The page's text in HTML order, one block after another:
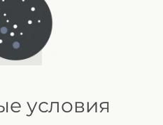
условия